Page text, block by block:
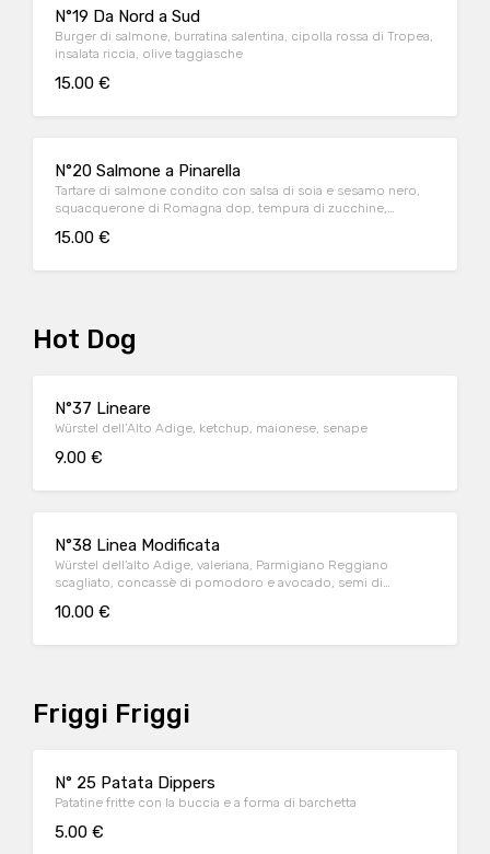
N°19 Da Nord a Sud
Burger di salmone, burratina salentina, cipolla rossa di Tropea,
insalata riccia, olive taggiasche
15.00 €
N°20 Salmone a Pinarella
Tartare di salmone condito con salsa di soia e sesamo nero,
squacquerone di Romagna dop, tempura di zucchine,
15.00 €
Hot Dog
N°37 Lineare
Würstel dell’Alto Adige, ketchup, maionese, senape
9.00 €
N°38 Linea Modificata
Würstel dell’alto Adige, valeriana, Parmigiano Reggiano
scagliato, concassè di pomodoro e avocado, semi di
10.00 €
Friggi Friggi
N° 25 Patata Dippers
Patatine fritte con la buccia e a forma di barchetta
5.00 €